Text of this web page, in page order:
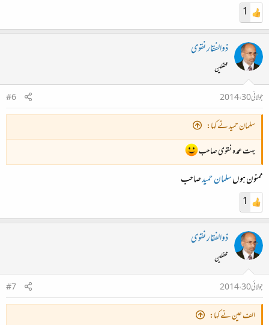
1
ذوالفقار نقوی
محفلین
جولائی 30، 2014
#6
سلمان حمید نے کہا:
بہت عمدہ نقوی صاحب
ممنون ہوںسلمان حمیدصاحب
1
ذوالفقار نقوی
محفلین
جولائی 30، 2014
#7
الف عین نے کہا: